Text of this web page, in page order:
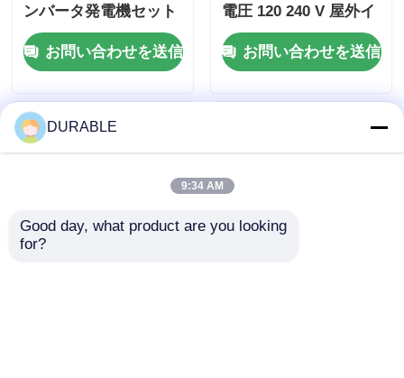
ンバータ発電機セット
工事用・非常用電源に
最適お問い合わせを送信
電圧 120 240 V 屋外イ
ベントや緊急事態のた
めのエネルギー源
お問い合わせを送信
DURABLE
9:34 AM
Good day, what product are you looking
for?